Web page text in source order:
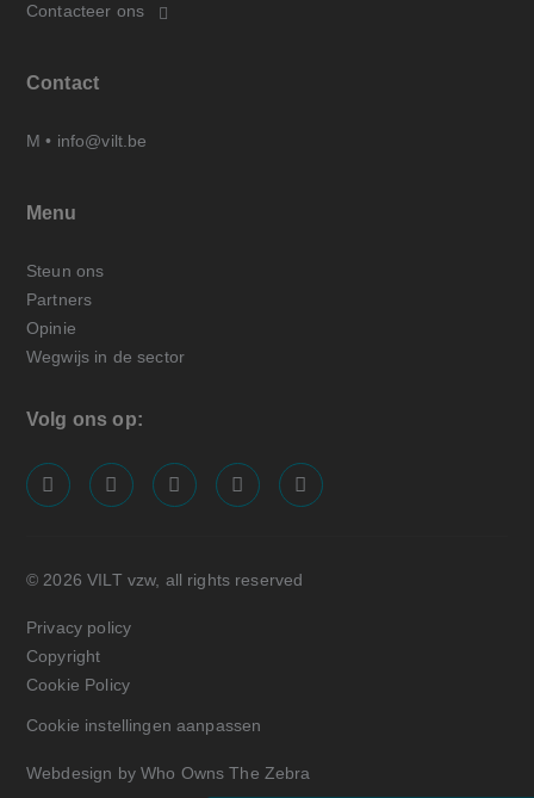
Contacteer ons
Contact
M • info@vilt.be
Menu
Steun ons
Partners
Opinie
Wegwijs in de sector
Volg ons op:
screenreader.visit us on our facebook page: https://
screenreader.visit us on our linkedin page:
screenreader.visit us on our
screenreader.visit us on our x
screenreader.visit us on
© 2026 VILT vzw, all rights reserved
Privacy policy
Copyright
Cookie Policy
Cookie instellingen aanpassen
Webdesign by Who Owns The Zebra